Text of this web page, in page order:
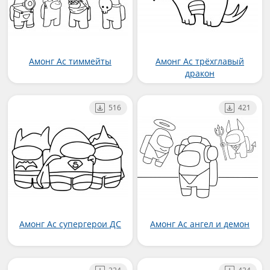
Амонг Ас тиммейты
Амонг Ас трёхглавый
дракон
Амонг Ас супергерои ДС
516
Амонг Ас ангел и демон
421